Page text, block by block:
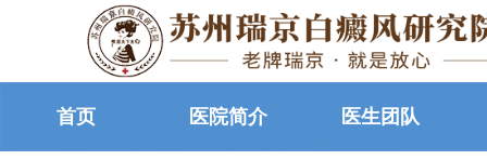
首页 医院简介 医生团队